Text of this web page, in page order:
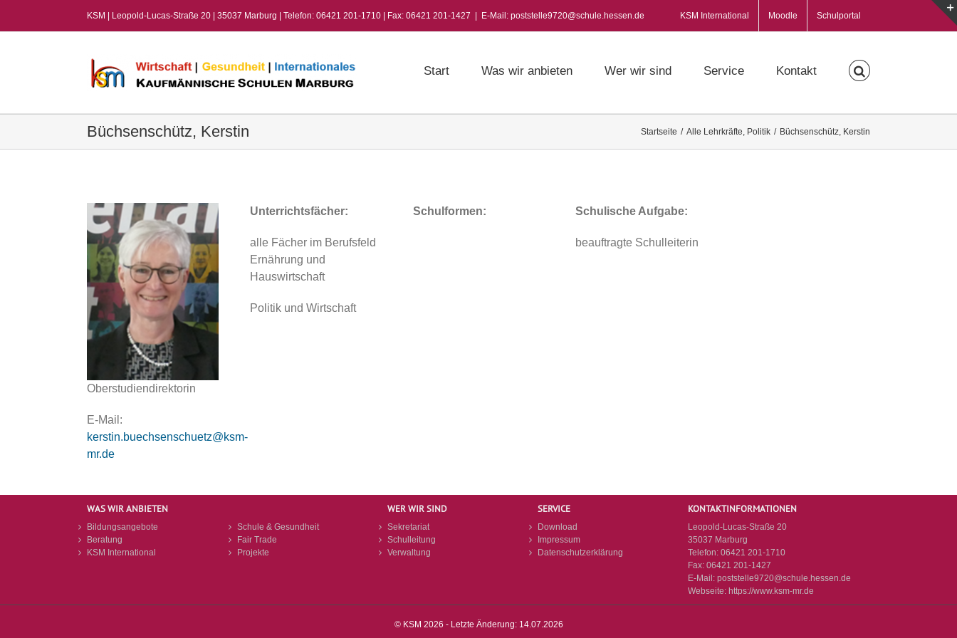
KSM | Leopold-Lucas-Straße 20 | 35037 Marburg | Telefon: 06421 201-1710 | Fax: 06421 201-1427 E-Mail: poststelle9720@schule.hessen.de KSM International Moodle Schulportal
Start Was wir anbieten Wer wir sind Service Kontakt
Büchsenschütz, Kerstin Startseite / Alle Lehrkräfte, Politik / Büchsenschütz, Kerstin
Oberstudiendirektorin
E-Mail:
kerstin.buechsenschuetz@ksm-
mr.de
Unterrichtsfächer:
alle Fächer im Berufsfeld
Ernährung und
Hauswirtschaft
Politik und Wirtschaft
Schulformen: Schulische Aufgabe:
beauftragte Schulleiterin
WAS WIR ANBIETEN
Bildungsangebote
Beratung
KSM International
Schule & Gesundheit
Fair Trade
Projekte
WER WIR SIND
Sekretariat
Schulleitung
Verwaltung
SERVICE
Download
Impressum
Datenschutzerklärung
KONTAKTINFORMATIONEN
Leopold-Lucas-Straße 20
35037 Marburg
Telefon: 06421 201-1710
Fax: 06421 201-1427
E-Mail: poststelle9720@schule.hessen.de
Webseite: https://www.ksm-mr.de
© KSM 2026 - Letzte Änderung: 14.07.2026